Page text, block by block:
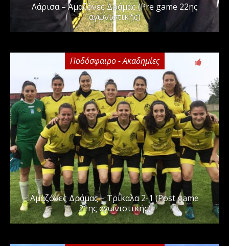
Λάρισα – Αμαζόνες Δράμας (Pre game 22ης
αγωνιστικής)
Ποδόσφαιρο - Ακαδημίες
Αμαζόνες Δράμας – Τρίκαλα 2-1 (Post game
21ης αγωνιστικής)